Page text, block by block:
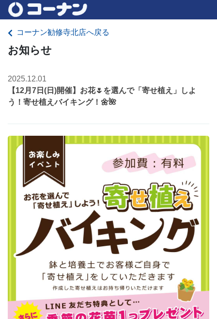
コーナン勧修寺北店へ戻る
お知らせ
2025.12.01
【12月7日(日)開催】お花🌷を選んで「寄せ植え」しよ
う！寄せ植えバイキング！🌼🌺